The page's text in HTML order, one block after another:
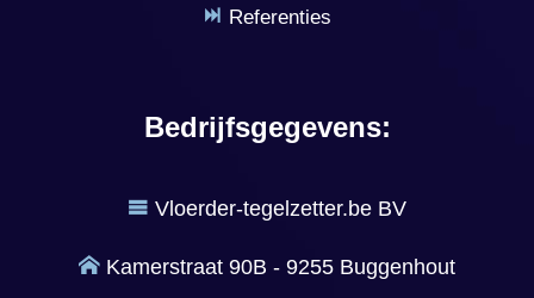
Referenties
Bedrijfsgegevens:
Vloerder-tegelzetter.be BV
Kamerstraat 90B - 9255 Buggenhout